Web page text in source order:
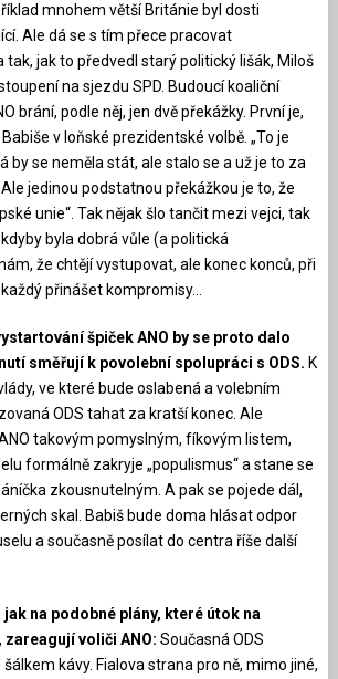
mnohem větší Británie byl dosti
Ale dá se s tím přece pracovat
jak to předvedl starý politický lišák, Miloš
na sjezdu SPD. Budoucí koaliční
brání, podle něj, jen dvě překážky. První je,
v loňské prezidentské volbě. „To je
by se neměla stát, ale stalo se a už je to za
jedinou podstatnou překážkou je to, že
unie“. Tak nějak šlo tančit mezi vejci, tak
byla dobrá vůle (a politická
že chtějí vystupovat, ale konec konců, při
přinášet kompromisy…
špiček ANO by se proto dalo
směřují k povolební spolupráci s ODS. K
ve které bude oslabená a volebním
ODS tahat za kratší konec. Ale
takovým pomyslným, fíkovým listem,
formálně zakryje „populismus“ a stane se
zkousnutelným. A pak se pojede dál,
skal. Babiš bude doma hlásat odpor
a současně posílat do centra říše další
na podobné plány, které útok na
voliči ANO: Současná ODS
kávy. Fialova strana pro ně, mimo jiné,